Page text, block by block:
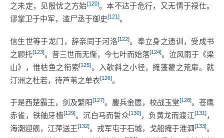
之未定，见殷忧之方始[120]。本不达于危行，又无情于禄仕。
谬掌卫于中军，滥尸丞于御史[121]。
信生世等于龙门，辞亲同于河洛[122]。奉立身之遗训，受成书
之顾托[123]。昔三世而无惭，今七叶而始落[124]。泣风雨于《梁
山》，惟枯鱼之衔索[125]。入欹斜之小径，掩蓬藋之荒扉。就
汀洲之杜若，待芦苇之单衣[126]。
于是西楚霸王，剑及繁阳 [127]。鏖兵金匮，校战玉堂[128]。苍鹰
赤雀，铁舳牙樯[129]。沉白马而誓众[130]，负黄龙而渡江[131]，
海潮迎舰，江萍送王[132]。戎军屯于石城，戈船掩于淮泗 [133]。